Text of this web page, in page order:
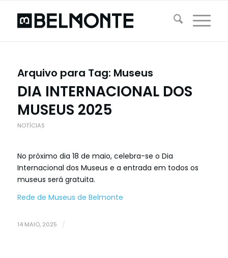
Arquivo para Tag: Museus
DIA INTERNACIONAL DOS
MUSEUS 2025
NOTÍCIAS
No próximo dia 18 de maio, celebra-se o Dia
Internacional dos Museus e a entrada em todos os
museus será gratuita.
Rede de Museus de Belmonte
14 MAIO, 2025 /